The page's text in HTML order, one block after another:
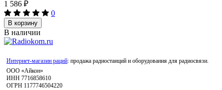
1 586 ₽
0
В корзину
В наличии
Интернет-магазин раций: продажа радиостанций и оборудования для радиосвязи.
ООО «Айкон»
ИНН 7716858610
ОГРН 1177746504220